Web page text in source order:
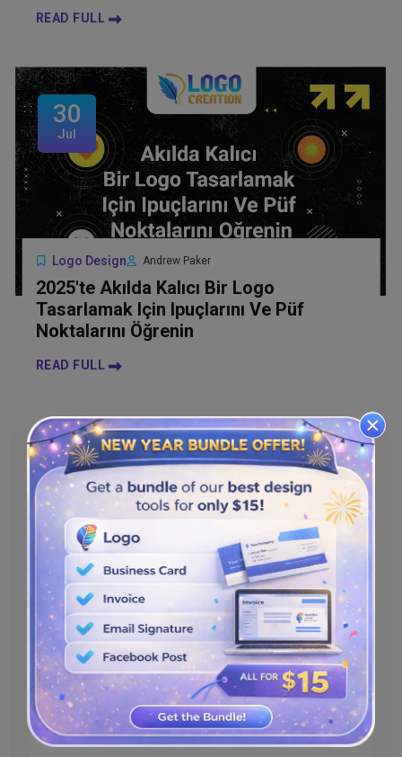
READ FULL
30
Jul
Logo Design Andrew Paker
2025'te Akılda Kalıcı Bir Logo
Tasarlamak Için Ipuçlarını Ve Püf
Noktalarını Öğrenin
READ FULL
Categories
Logo Design
Web Design Trends
Digital Marketing
Content Creation
Graphic Design & Tools
Shopify Design